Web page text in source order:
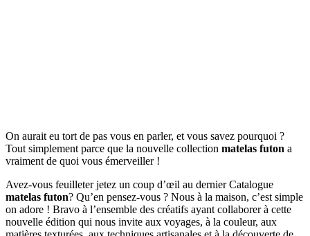
On aurait eu tort de pas vous en parler, et vous savez pourquoi ?
Tout simplement parce que la nouvelle collection matelas futon a
vraiment de quoi vous émerveiller !
Avez-vous feuilleter jetez un coup d’œil au dernier Catalogue
matelas futon? Qu’en pensez-vous ? Nous à la maison, c’est simple
on adore ! Bravo à l’ensemble des créatifs ayant collaborer à cette
nouvelle édition qui nous invite aux voyages, à la couleur, aux